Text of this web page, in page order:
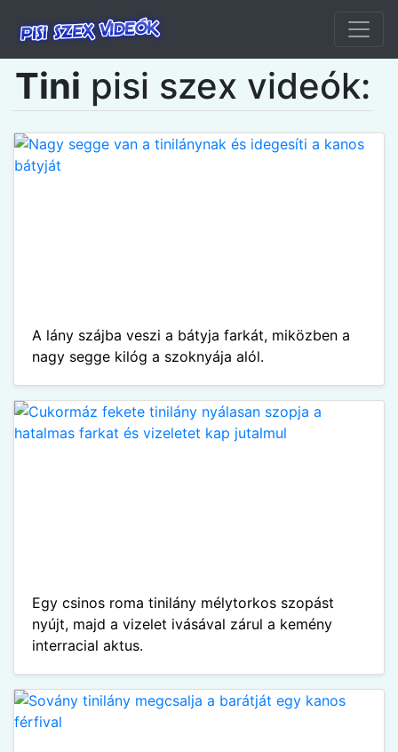
Tini pisi szex videók:
A lány szájba veszi a bátyja farkát, miközben a
nagy segge kilóg a szoknyája alól.
Egy csinos roma tinilány mélytorkos szopást
nyújt, majd a vizelet ivásával zárul a kemény
interracial aktus.